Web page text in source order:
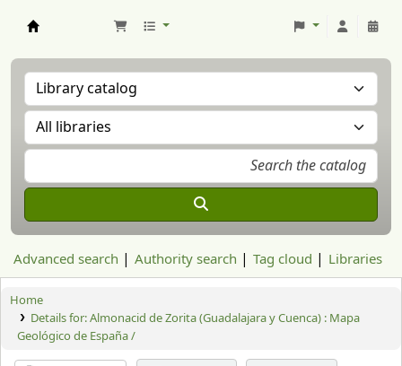
Advanced search Authority search Tag cloud Libraries
Home
Details for:Almonacid de Zorita (Guadalajara y Cuenca) : Mapa
Geológico de España /